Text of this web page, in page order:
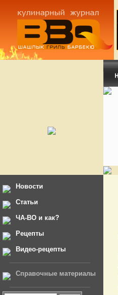
Новости
Статьи
ЧА-ВО и как?
Рецепты
Видео-рецепты
Справочные материалы